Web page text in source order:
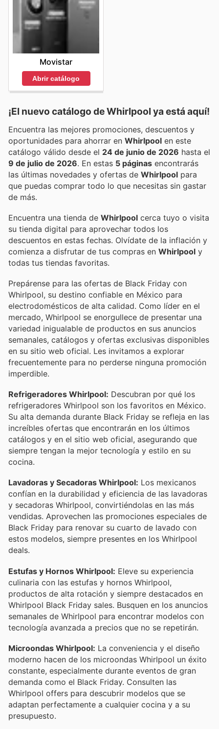
Movistar
Abrir catálogo
¡El nuevo catálogo deWhirlpool ya está aquí!
Encuentra las mejores promociones, descuentos y
oportunidades para ahorrar en Whirlpool en este
catálogo válido desde el 24 de junio de 2026 hasta el
9 de julio de 2026 . En estas 5 páginas encontrarás
las últimas novedades y ofertas de Whirlpool para
que puedas comprar todo lo que necesitas sin gastar
de más.
Encuentra una tienda de Whirlpool cerca tuyo o visita
su tienda digital para aprovechar todos los
descuentos en estas fechas. Olvídate de la inflación y
comienza a disfrutar de tus compras en Whirlpool y
todas tus tiendas favoritas.
Prepárense para las ofertas de Black Friday con
Whirlpool, su destino confiable en México para
electrodomésticos de alta calidad. Como líder en el
mercado, Whirlpool se enorgullece de presentar una
variedad inigualable de productos en sus anuncios
semanales, catálogos y ofertas exclusivas disponibles
en su sitio web oficial. Les invitamos a explorar
frecuentemente para no perderse ninguna promoción
imperdible.
Refrigeradores Whirlpool: Descubran por qué los
refrigeradores Whirlpool son los favoritos en México.
Su alta demanda durante Black Friday se refleja en las
increíbles ofertas que encontrarán en los últimos
catálogos y en el sitio web oficial, asegurando que
siempre tengan la mejor tecnología y estilo en su
cocina.
Lavadoras y Secadoras Whirlpool: Los mexicanos
confían en la durabilidad y eficiencia de las lavadoras
y secadoras Whirlpool, convirtiéndolas en las más
vendidas. Aprovechen las promociones especiales de
Black Friday para renovar su cuarto de lavado con
estos modelos, siempre presentes en los Whirlpool
deals.
Estufas y Hornos Whirlpool: Eleve su experiencia
culinaria con las estufas y hornos Whirlpool,
productos de alta rotación y siempre destacados en
Whirlpool Black Friday sales. Busquen en los anuncios
semanales de Whirlpool para encontrar modelos con
tecnología avanzada a precios que no se repetirán.
Microondas Whirlpool: La conveniencia y el diseño
moderno hacen de los microondas Whirlpool un éxito
constante, especialmente durante eventos de gran
demanda como el Black Friday. Consulten las
Whirlpool offers para descubrir modelos que se
adaptan perfectamente a cualquier cocina y a su
presupuesto.